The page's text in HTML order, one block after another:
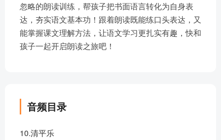
忽略的朗读训练，帮孩子把书面语言转化为自身表
达，夯实语文基本功！跟着朗读既能练口头表达，又
能掌握课文理解方法，让语文学习更扎实有趣，快和
孩子一起开启朗读之旅吧！
音频目录
10.清平乐